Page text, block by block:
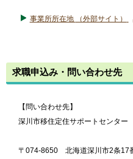
事業所所在地
（外部サイト）
求職申込み・問い合わせ先
【問い合わせ先】
深川市移住定住サポートセンター
〒074-8650 北海道深川市2条